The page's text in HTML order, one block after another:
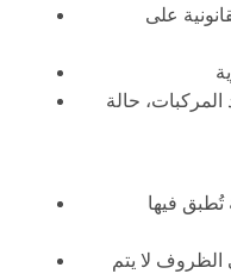
على
حالة
تُطبق فيها
لا يتم